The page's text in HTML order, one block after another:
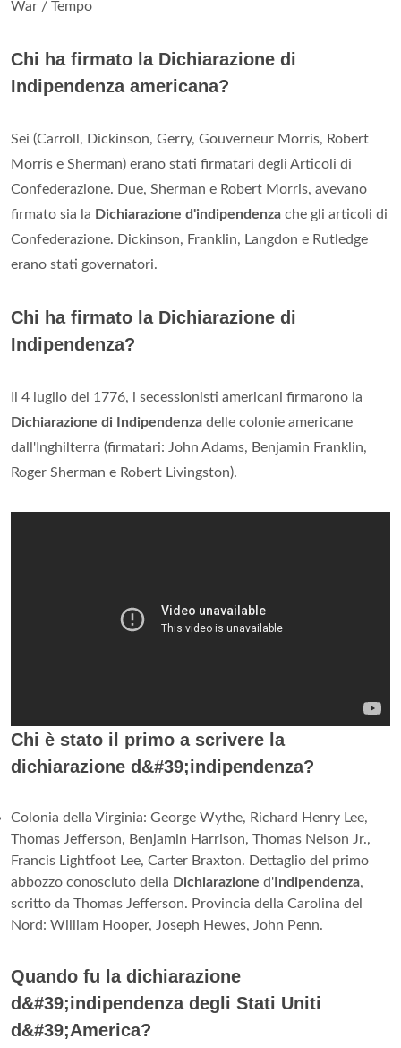
War / Tempo
Chi ha firmato la Dichiarazione di
Indipendenza americana?
Sei (Carroll, Dickinson, Gerry, Gouverneur Morris, Robert
Morris e Sherman) erano stati firmatari degli Articoli di
Confederazione. Due, Sherman e Robert Morris, avevano
firmato sia la Dichiarazione d'indipendenza che gli articoli di
Confederazione. Dickinson, Franklin, Langdon e Rutledge
erano stati governatori.
Chi ha firmato la Dichiarazione di
Indipendenza?
Il 4 luglio del 1776, i secessionisti americani firmarono la
Dichiarazione di Indipendenza delle colonie americane
dall'Inghilterra (firmatari: John Adams, Benjamin Franklin,
Roger Sherman e Robert Livingston).
Chi è stato il primo a scrivere la
dichiarazione d&#39;indipendenza?
Colonia della Virginia: George Wythe, Richard Henry Lee,
Thomas Jefferson, Benjamin Harrison, Thomas Nelson Jr.,
Francis Lightfoot Lee, Carter Braxton. Dettaglio del primo
abbozzo conosciuto della Dichiarazione d' Indipendenza,
scritto da Thomas Jefferson. Provincia della Carolina del
Nord: William Hooper, Joseph Hewes, John Penn.
Quando fu la dichiarazione
d&#39;indipendenza degli Stati Uniti
d&#39;America?